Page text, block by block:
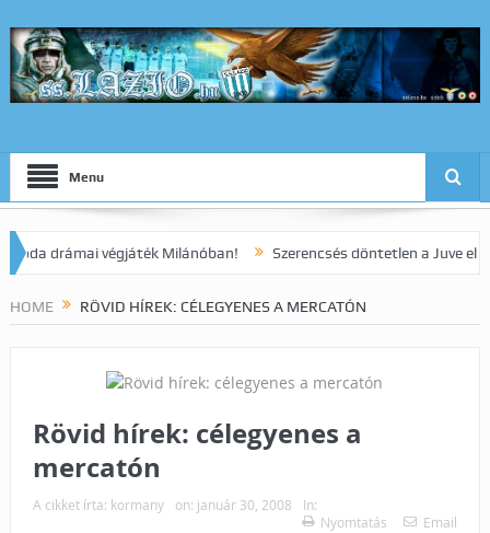
Menu
drámai végjáték Milánóban! Szerencsés döntetlen a Juve elleni
HOME RÖVID HÍREK: CÉLEGYENES A MERCATÓN
Rövid hírek: célegyenes a
mercatón
A cikket írta: kormany on: január 30, 2008
In:
Nyomtatás
Email